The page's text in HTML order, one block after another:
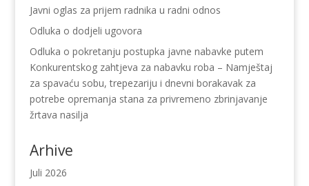
Javni oglas za prijem radnika u radni odnos
Odluka o dodjeli ugovora
Odluka o pokretanju postupka javne nabavke putem
Konkurentskog zahtjeva za nabavku roba – Namještaj
za spavaću sobu, trepezariju i dnevni borakavak za
potrebe opremanja stana za privremeno zbrinjavanje
žrtava nasilja
Arhive
Juli 2026